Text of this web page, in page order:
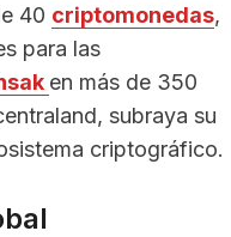
40 criptomonedas,
para las
en más de 350
subraya su
criptográfico.